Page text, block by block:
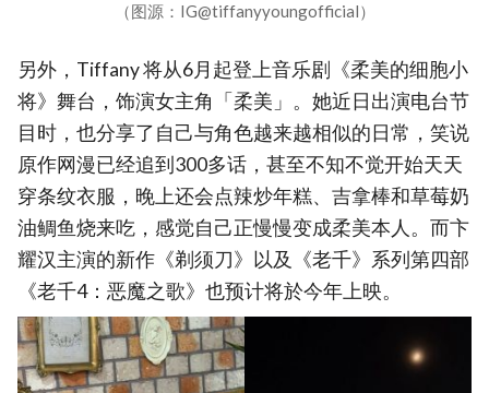
（图源：IG@tiffanyyoungofficial）
另外，Tiffany 将从6月起登上音乐剧《柔美的细胞小
将》舞台，饰演女主角「柔美」。她近日出演电台节
目时，也分享了自己与角色越来越相似的日常，笑说
原作网漫已经追到300多话，甚至不知不觉开始天天
穿条纹衣服，晚上还会点辣炒年糕、吉拿棒和草莓奶
油鲷鱼烧来吃，感觉自己正慢慢变成柔美本人。而卞
耀汉主演的新作《剃须刀》以及《老千》系列第四部
《老千4：恶魔之歌》也预计将於今年上映。